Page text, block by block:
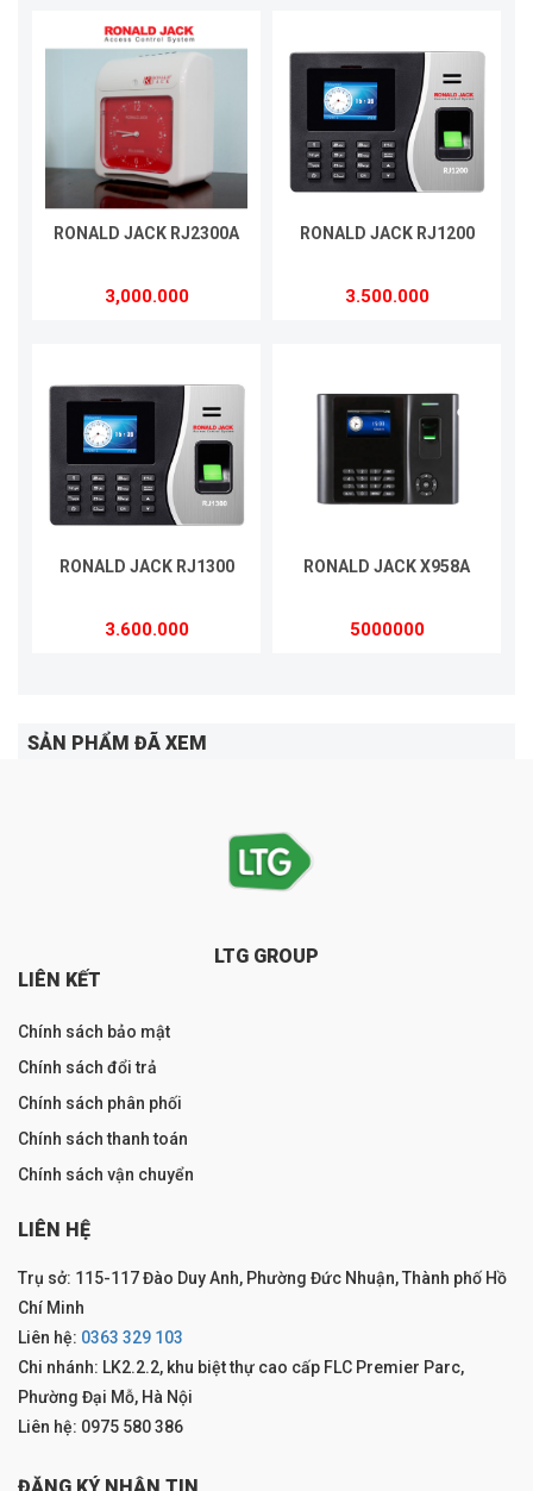
RONALD JACK RJ2300A
3,000.000
RONALD JACK RJ1200
3.500.000
RONALD JACK RJ1300
3.600.000
RONALD JACK X958A
5000000
SẢN PHẨM ĐÃ XEM
LTG GROUP
LIÊN KẾT
Chính sách bảo mật
Chính sách đổi trả
Chính sách phân phối
Chính sách thanh toán
Chính sách vận chuyển
LIÊN HỆ
Trụ sở: 115-117 Đào Duy Anh, Phường Đức Nhuận, Thành phố Hồ
Chí Minh
Liên hệ: 0363 329 103
Chi nhánh: LK2.2.2, khu biệt thự cao cấp FLC Premier Parc,
Phường Đại Mỗ, Hà Nội
Liên hệ: 0975 580 386